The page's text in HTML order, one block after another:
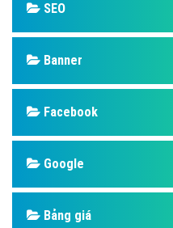
SEO
Banner
Facebook
Google
Bảng giá